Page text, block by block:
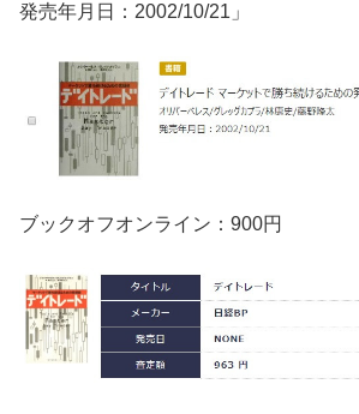
発売年月日：2002/10/21」
ブックオフオンライン：900円